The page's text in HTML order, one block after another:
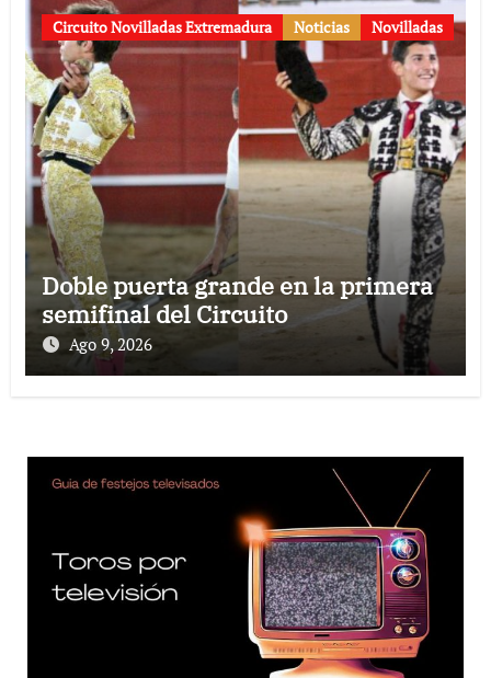
Circuito Novilladas Extremadura Noticias Novilladas
Doble puerta grande en la primera
semifinal del Circuito
Ago 9, 2026